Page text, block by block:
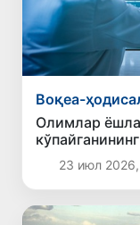
Воқеа-
Олимлар
23 июл